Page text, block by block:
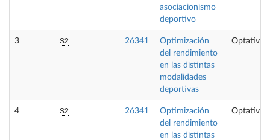
asociacionismo
deportivo
3 S2 26341
Optimización
del rendimiento
en las distintas
modalidades
deportivas
Optativa
4 S2 26341
Optimización
del rendimiento
en las distintas
Optativa